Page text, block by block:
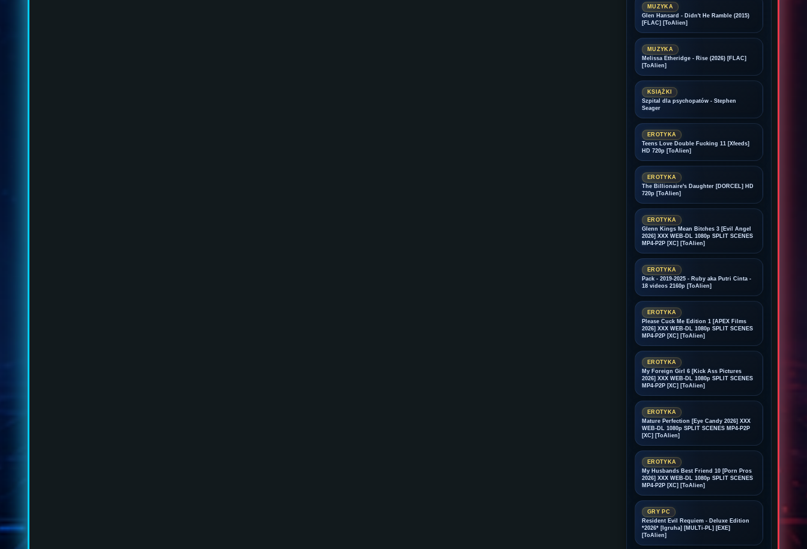
MUZYKA
Glen Hansard - Didn't He Ramble (2015)
[FLAC] [ToAlien]
MUZYKA
Melissa Etheridge - Rise (2026) [FLAC]
[ToAlien]
KSIĄŻKI
Szpital dla psychopatów - Stephen
Seager
EROTYKA
Teens Love Double Fucking 11 [Xfeeds]
HD 720p [ToAlien]
EROTYKA
The Billionaire's Daughter [DORCEL] HD
720p [ToAlien]
EROTYKA
Glenn Kings Mean Bitches 3 [Evil Angel
2026] XXX WEB-DL 1080p SPLIT SCENES
MP4-P2P [XC] [ToAlien]
EROTYKA
Pack - 2019-2025 - Ruby aka Putri Cinta -
18 videos 2160p [ToAlien]
EROTYKA
Please Cuck Me Edition 1 [APEX Films
2026] XXX WEB-DL 1080p SPLIT SCENES
MP4-P2P [XC] [ToAlien]
EROTYKA
My Foreign Girl 6 [Kick Ass Pictures
2026] XXX WEB-DL 1080p SPLIT SCENES
MP4-P2P [XC] [ToAlien]
EROTYKA
Mature Perfection [Eye Candy 2026] XXX
WEB-DL 1080p SPLIT SCENES MP4-P2P
[XC] [ToAlien]
EROTYKA
My Husbands Best Friend 10 [Porn Pros
2026] XXX WEB-DL 1080p SPLIT SCENES
MP4-P2P [XC] [ToAlien]
GRY PC
Resident Evil Requiem - Deluxe Edition
*2026* [Igruha] [MULTi-PL] [EXE]
[ToAlien]